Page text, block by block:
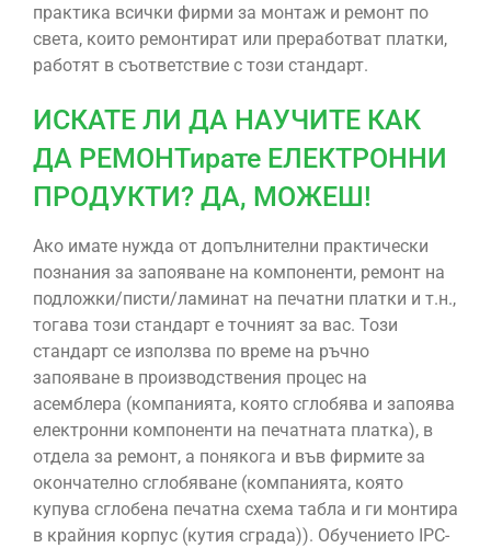
практика всички фирми за монтаж и ремонт по
света, които ремонтират или преработват платки,
работят в съответствие с този стандарт.
ИСКАТЕ ЛИ ДА НАУЧИТЕ КАК
ДА РЕМОНТирате ЕЛЕКТРОННИ
ПРОДУКТИ? ДА, МОЖЕШ!
Ако имате нужда от допълнителни практически
познания за запояване на компоненти, ремонт на
подложки/писти/ламинат на печатни платки и т.н.,
тогава този стандарт е точният за вас. Този
стандарт се използва по време на ръчно
запояване в производствения процес на
асемблера (компанията, която сглобява и запоява
електронни компоненти на печатната платка), в
отдела за ремонт, а понякога и във фирмите за
окончателно сглобяване (компанията, която
купува сглобена печатна схема табла и ги монтира
в крайния корпус (кутия сграда)). Обучението IPC-